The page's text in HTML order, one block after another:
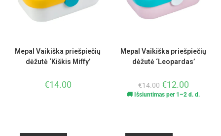
Mepal Vaikiška priešpiečių
dėžutė ‘Kiškis Miffy’
€14.00
Mepal Vaikiška priešpiečių
dėžutė ‘Leopardas’
€14.00 €12.00
🚚 Išsiuntimas per 1–2 d. d.